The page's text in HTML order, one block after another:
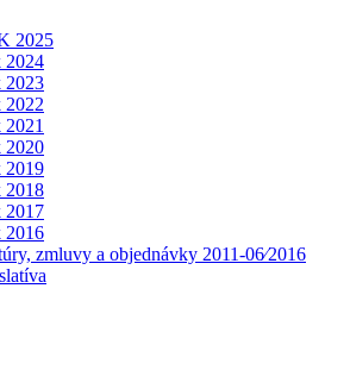
2025
2024
2023
2022
2020
2019
2018
2017
2016
zmluvy a objednávky 2011-06⁄2016